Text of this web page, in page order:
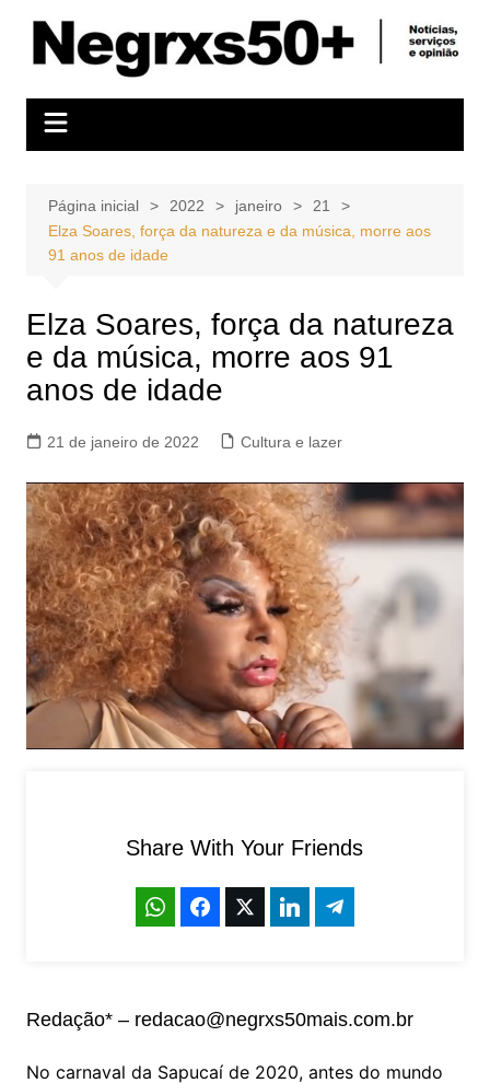
conteúdo
Página inicial 2022 janeiro
21
Elza Soares, força da natureza e da música, morre aos
91 anos de idade
Elza Soares, força da natureza
e da música, morre aos 91
anos de idade
21 de janeiro de 2022 Cultura e lazer
Share With Your Friends
Redação* – redacao@negrxs50mais.com.br
No carnaval da Sapucaí de 2020, antes do mundo